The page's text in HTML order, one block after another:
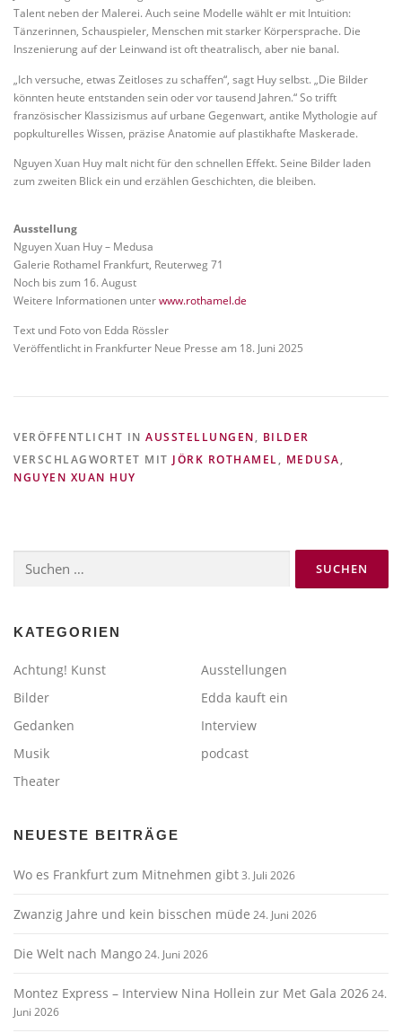
Talent neben der Malerei. Auch seine Modelle wählt er mit Intuition:
Tänzerinnen, Schauspieler, Menschen mit starker Körpersprache. Die
Inszenierung auf der Leinwand ist oft theatralisch, aber nie banal.
„Ich versuche, etwas Zeitloses zu schaffen“, sagt Huy selbst. „Die Bilder
könnten heute entstanden sein oder vor tausend Jahren.“ So trifft
französischer Klassizismus auf urbane Gegenwart, antike Mythologie auf
popkulturelles Wissen, präzise Anatomie auf plastikhafte Maskerade.
Nguyen Xuan Huy malt nicht für den schnellen Effekt. Seine Bilder laden
zum zweiten Blick ein und erzählen Geschichten, die bleiben.
Ausstellung
Nguyen Xuan Huy – Medusa
Galerie Rothamel Frankfurt, Reuterweg 71
Noch bis zum 16. August
Weitere Informationen unterwww.rothamel.de
Text und Foto von Edda Rössler
Veröffentlicht in Frankfurter Neue Presse am 18. Juni 2025
VERÖFFENTLICHT IN AUSSTELLUNGEN, BILDER
VERSCHLAGWORTET MIT JÖRK ROTHAMEL, MEDUSA,
NGUYEN XUAN HUY
nach:
KATEGORIEN
Achtung! Kunst
Ausstellungen
Bilder
Edda kauft ein
Gedanken
Interview
Musik
podcast
Theater
NEUESTE BEITRÄGE
Wo es Frankfurt zum Mitnehmen gibt3. Juli 2026
Zwanzig Jahre und kein bisschen müde 24. Juni 2026
Die Welt nach Mango24. Juni 2026
Montez Express – Interview Nina Hollein zur Met Gala 202624.
Juni 2026